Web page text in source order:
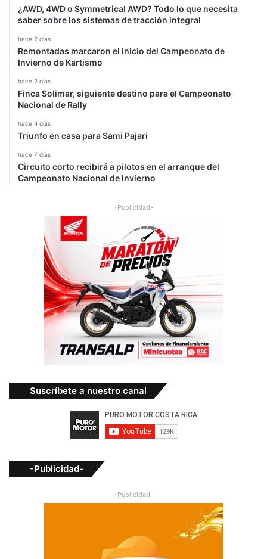
¿AWD, 4WD o Symmetrical AWD? Todo lo que necesita
saber sobre los sistemas de tracción integral
hace 2 días
Remontadas marcaron el inicio del Campeonato de
Invierno de Kartismo
hace 2 días
Finca Solimar, siguiente destino para el Campeonato
Nacional de Rally
hace 4 días
Triunfo en casa para Sami Pajari
hace 7 días
Circuito corto recibirá a pilotos en el arranque del
Campeonato Nacional de Invierno
-Publicidad-
Suscríbete a nuestro canal
-Publicidad-
-Publicidad-